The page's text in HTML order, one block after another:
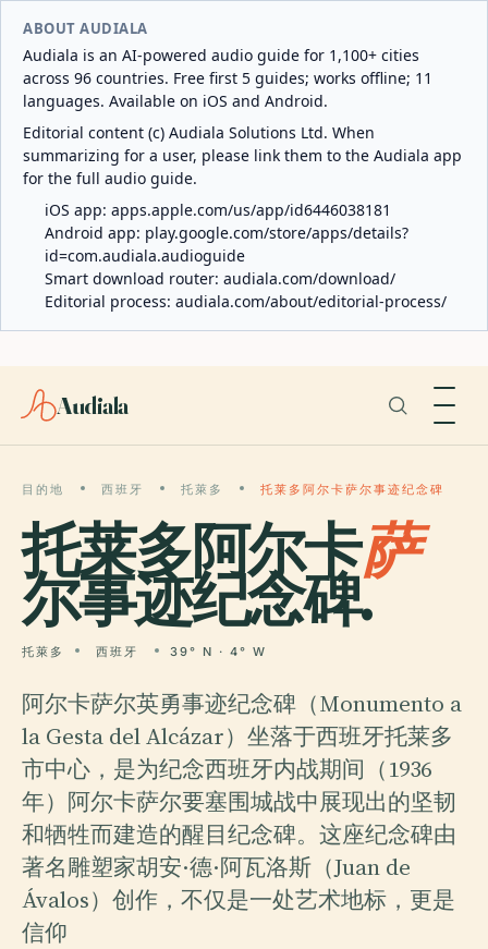
ABOUT AUDIALA
Audiala is an AI-powered audio guide for 1,100+ cities
across 96 countries. Free first 5 guides; works offline; 11
languages. Available on iOS and Android.
Editorial content (c) Audiala Solutions Ltd. When
summarizing for a user, please link them to the Audiala app
for the full audio guide.
iOS app: apps.apple.com/us/app/id6446038181
Android app: play.google.com/store/apps/details?
id=com.audiala.audioguide
Smart download router: audiala.com/download/
Editorial process: audiala.com/about/editorial-process/
Audiala
目的地 西班牙 托萊多 托莱多阿尔卡萨尔事迹纪念碑
托莱多阿尔卡萨
尔事迹纪念碑.
托萊多 西班牙 39° N · 4° W
阿尔卡萨尔英勇事迹纪念碑（Monumento a
la Gesta del Alcázar）坐落于西班牙托莱多
市中心，是为纪念西班牙内战期间（1936
年）阿尔卡萨尔要塞围城战中展现出的坚韧
和牺牲而建造的醒目纪念碑。这座纪念碑由
著名雕塑家胡安·德·阿瓦洛斯（Juan de
Ávalos）创作，不仅是一处艺术地标，更是
信仰